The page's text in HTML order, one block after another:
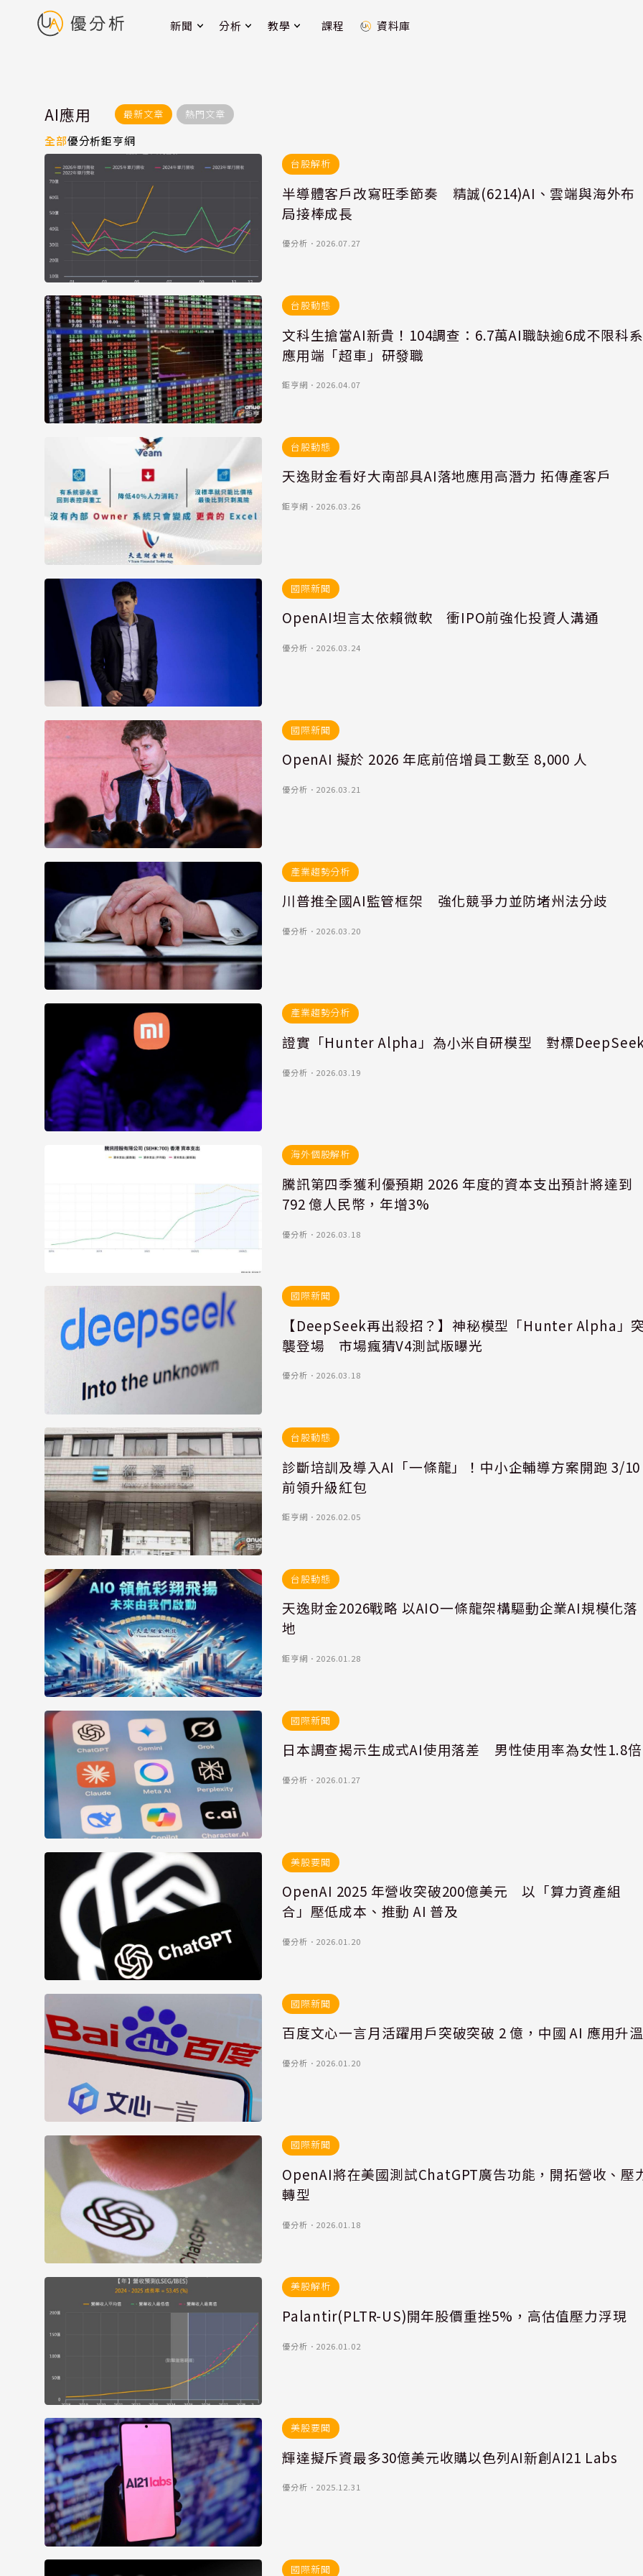
新聞 分析 教學 課程 資料庫
AI應用 最新文章 熱門文章
全部優分析鉅亨網
台股解析
半導體客戶改寫旺季節奏 精誠(6214)AI、雲端與海外布
局接棒成長
優分析 ． 2026.07.27
台股動態
文科生搶當AI新貴！104調查：6.7萬AI職缺逾6成不限科系
應用端「超車」研發職
鉅亨網 ． 2026.04.07
台股動態
天逸財金看好大南部具AI落地應用高潛力 拓傳產客戶
鉅亨網 ． 2026.03.26
國際新聞
OpenAI坦言太依賴微軟 衝IPO前強化投資人溝通
優分析 ． 2026.03.24
國際新聞
OpenAI 擬於 2026 年底前倍增員工數至 8,000 人
優分析 ． 2026.03.21
產業趨勢分析
川普推全國AI監管框架 強化競爭力並防堵州法分歧
優分析 ． 2026.03.20
產業趨勢分析
證實「Hunter Alpha」為小米自研模型 對標
優分析 ． 2026.03.19
海外個股解析
騰訊第四季獲利優預期 2026 年度的資本支出預計將達到
792 億人民幣，年增3%
優分析 ． 2026.03.18
國際新聞
【DeepSeek再出殺招？】神秘模型「Hunter Alpha」
襲登場 市場瘋猜V4測試版曝光
優分析 ． 2026.03.18
台股動態
診斷培訓及導入AI「一條龍」！中小企輔導方案開跑 3/10
前領升級紅包
鉅亨網 ． 2026.02.05
台股動態
天逸財金2026戰略 以AIO一條龍架構驅動企業AI規模化落
地
鉅亨網 ． 2026.01.28
國際新聞
日本調查揭示生成式AI使用落差 男性使用率為女性1.8倍
優分析 ． 2026.01.27
美股要聞
OpenAI 2025 年營收突破200億美元 以「算力資產組
合」壓低成本、推動 AI 普及
優分析 ． 2026.01.20
國際新聞
百度文心一言月活躍用戶突破突破 2 億，中國 AI 應用升
優分析 ． 2026.01.20
國際新聞
OpenAI將在美國測試ChatGPT廣告功能，開拓營收、壓
轉型
優分析 ． 2026.01.18
美股解析
Palantir(PLTR-US)開年股價重挫5%，高估值壓力浮現
優分析 ． 2026.01.02
美股要聞
輝達擬斥資最多30億美元收購以色列AI新創AI21 Labs
優分析 ． 2025.12.31
國際新聞